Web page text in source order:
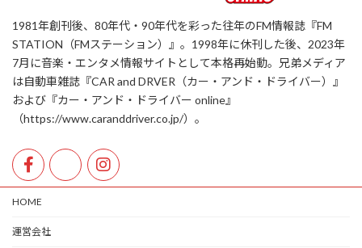
1981年創刊後、80年代・90年代を彩った往年のFM情報誌『FM
STATION（FMステーション）』。1998年に休刊した後、2023年
7月に音楽・エンタメ情報サイトとして本格再始動。兄弟メディア
は自動車雑誌『CAR and DRVER（カー・アンド・ドライバー）』
および『カー・アンド・ドライバー online』
（https://www.caranddriver.co.jp/）。
HOME
運営会社